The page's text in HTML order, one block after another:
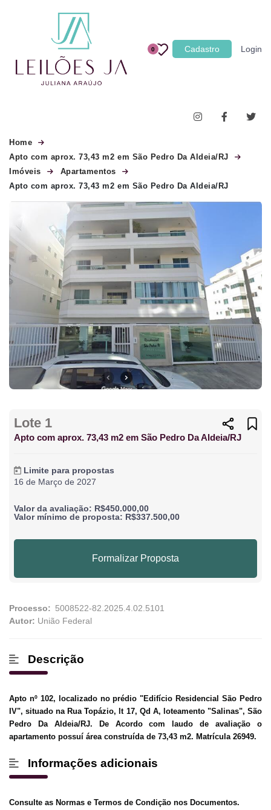
0 Cadastro Login
Categoria
Imóveis
Terrenos
Home
Apto com aprox. 73,43 m2 em São Pedro Da Aldeia/RJ
Imóveis
Apartamentos
Apto com aprox. 73,43 m2 em São Pedro Da Aldeia/RJ
Processo:
Autor: União Federal
Descrição
Apto nº 102, localizado no prédio "Edifício Residencial São Pedro
IV", situado na Rua Topázio, lt 17, Qd A, loteamento "Salinas", São
Pedro Da Aldeia/RJ. De Acordo com laudo de avaliação o
apartamento possuí área construída de 73,43 m2. Matrícula 26949.
Informações adicionais
Consulte as Normas e Termos de Condição nos Documentos.
Lote 1
Apto com aprox. 73,43 m2 em São Pedro Da Aldeia/RJ
Limite para propostas
16 de Março de 2027
Valor da avaliação: R$450.000,00
Valor mínimo de proposta: R$337.500,00
Formalizar Proposta